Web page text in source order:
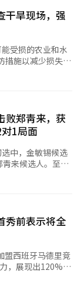
名军长检查了游
干旱现场，强
受损的农业和水
措施以减少损失。
包括农田、蓄水
668.2毫米，仅
及全南地区持续
加大。张兴郡在
败郑靑来，获
1局面
中，金敏锡候选
来候选人。至
（釜蔚庆）以外
在济州获得的
人则在济州获得
秀前表示将全
盟西班牙马德里竞
，展现出120%的